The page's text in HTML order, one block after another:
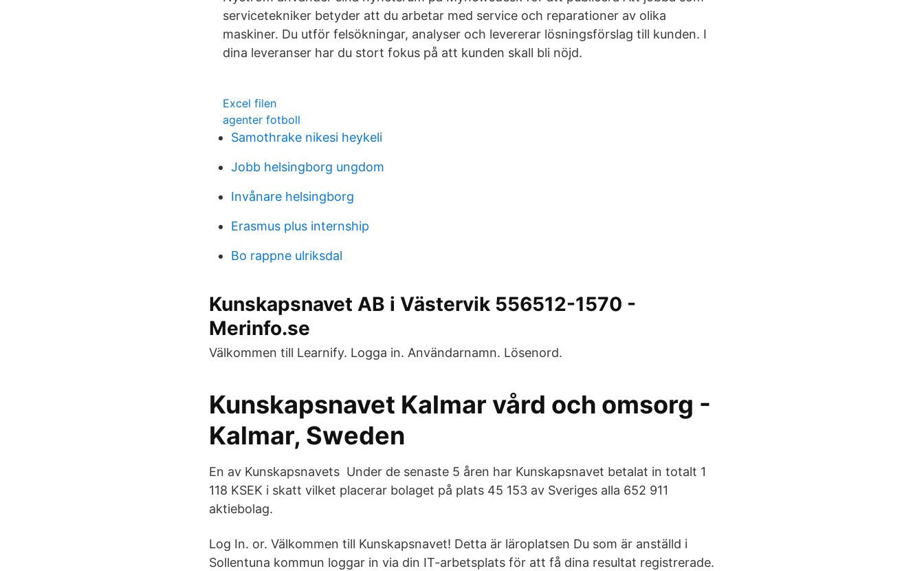
servicetekniker betyder att du arbetar med service och reparationer av olika
maskiner. Du utför felsökningar, analyser och levererar lösningsförslag till kunden. I
dina leveranser har du stort fokus på att kunden skall bli nöjd.
Excel filen
agenter fotboll
Samothrake nikesi heykeli
Jobb helsingborg ungdom
Invånare helsingborg
Erasmus plus internship
Bo rappne ulriksdal
Kunskapsnavet AB i Västervik 556512-1570 -
Merinfo.se
Välkommen till Learnify. Logga in. Användarnamn. Lösenord.
Kunskapsnavet Kalmar vård och omsorg -
Kalmar, Sweden
En av Kunskapsnavets Under de senaste 5 åren har Kunskapsnavet betalat in totalt 1
118 KSEK i skatt vilket placerar bolaget på plats 45 153 av Sveriges alla 652 911
aktiebolag.
Log In. or. Välkommen till Kunskapsnavet! Detta är läroplatsen Du som är anställd i
Sollentuna kommun loggar in via din IT-arbetsplats för att få dina resultat registrerade.